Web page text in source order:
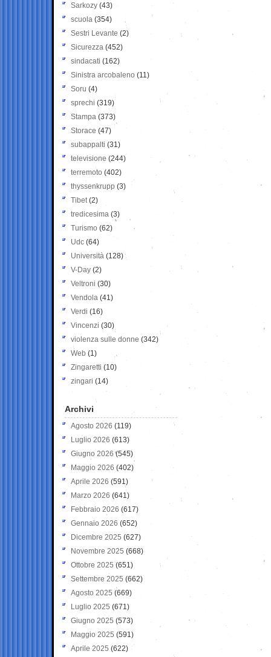
Sarkozy (43)
scuola (354)
Sestri Levante (2)
Sicurezza (452)
sindacati (162)
Sinistra arcobaleno (11)
Soru (4)
sprechi (319)
Stampa (373)
Storace (47)
subappalti (31)
televisione(244)
terremoto (402)
thyssenkrupp (3)
Tibet(2)
tredicesima (3)
Turismo (62)
Udc (64)
Università (128)
V-Day (2)
Veltroni (30)
Vendola (41)
Verdi (16)
Vincenzi (30)
violenza sulle donne (342)
Web (1)
Zingaretti (10)
zingari (14)
Archivi
Agosto 2026 (119)
Luglio 2026 (613)
Giugno 2026 (545)
Maggio 2026 (402)
Aprile 2026 (591)
Marzo 2026 (641)
Febbraio 2026 (617)
Gennaio 2026 (652)
Dicembre 2025 (627)
Novembre 2025 (668)
Ottobre 2025 (651)
Settembre 2025 (662)
Agosto 2025 (669)
Luglio 2025 (671)
Giugno 2025 (573)
Maggio 2025 (591)
Aprile 2025 (622)